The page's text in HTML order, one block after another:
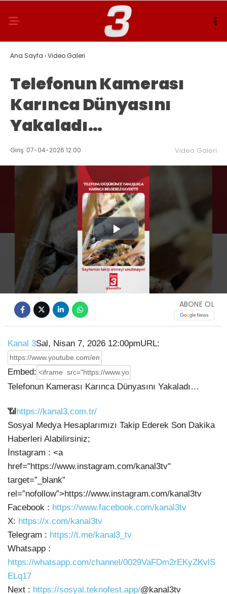
Ana Sayfa ›Video Galeri
Telefonun Kamerası
Karınca Dünyasını
Yakaladı…
Giriş: 07-04-2026 12:00 Video Galeri
Play
Video
ABONE OL
Kanal 3Sal, Nisan 7, 2026 12:00pmURL:
Embed:
Telefonun Kamerası Karınca Dünyasını Yakaladı…
📶https://kanal3.com.tr/
Sosyal Medya Hesaplarımızı Takip Ederek Son Dakika
Haberleri Alabilirsiniz;
İnstagram : <a
href="https://www.instagram.com/kanal3tv"
target=”_blank”
rel=”nofollow”>https://www.instagram.com/kanal3tv
Facebook : https://www.facebook.com/kanal3tv
X: https://x.com/kanal3tv
Telegram : https://t.me/kanal3_tv
Whatsapp :
https://whatsapp.com/channel/0029VaFDm2rEKyZKvlS
ELq17
Next : https://sosyal.teknofest.app/@kanal3tv